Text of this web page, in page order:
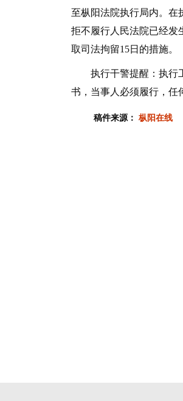
至枞阳法院执行局内。在
拒不履行人民法院已经发
取司法拘留15日的措施。
执行干警提醒：执行工
书，当事人必须履行，任
稿件来源： 枞阳在线